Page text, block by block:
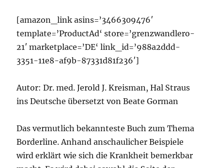
[amazon_link asins=’3466309476′
template=’ProductAd‘ store=’grenzwandlero-
21′ marketplace=’DE‘ link_id=’988a2ddd-
3351-11e8-af9b-87331d81f236′]
Autor: Dr. med. Jerold J. Kreisman, Hal Straus
ins Deutsche übersetzt von Beate Gorman
Das vermutlich bekannteste Buch zum Thema
Borderline. Anhand anschaulicher Beispiele
wird erklärt wie sich die Krankheit bemerkbar